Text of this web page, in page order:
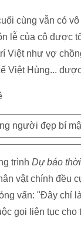
cùng vẫn có
lễ của cô được
Việt như vợ
Việt Hùng...
trình Dự báo
vật chính đều
vấn: "Đây chỉ
gọi liên tục cho